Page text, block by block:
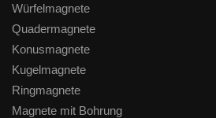
Würfelmagnete
Quadermagnete
Konusmagnete
Kugelmagnete
Ringmagnete
Magnete mit Bohrung